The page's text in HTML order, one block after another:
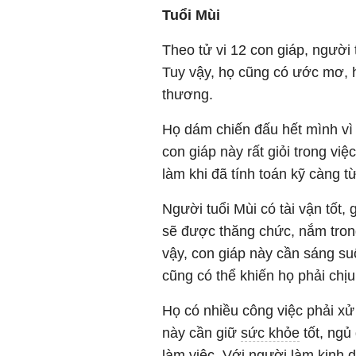
Tuổi Mùi
Theo tử vi 12 con giáp, người
Tuy vậy, họ cũng có ước mơ,
thương.
Họ dám chiến đấu hết mình
con giáp này rất giỏi trong
làm khi đã tính toán kỹ càng
Người tuổi Mùi có tài vận tốt,
sẽ được thăng chức, nắm
vậy, con giáp này cần sáng
cũng có thể khiến họ phải
Họ có nhiều công việc phải
này cần giữ sức khỏe tốt, ngủ